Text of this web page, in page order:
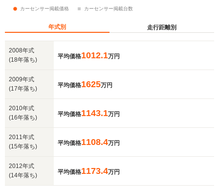
年式別 走行距離別
2008年式
(18年落ち)
平均価格1012.1万円
2009年式
(17年落ち)
平均価格1625万円
2010年式
(16年落ち)
平均価格1143.1万円
2011年式
(15年落ち)
平均価格1108.4万円
2012年式
(14年落ち)
平均価格1173.4万円